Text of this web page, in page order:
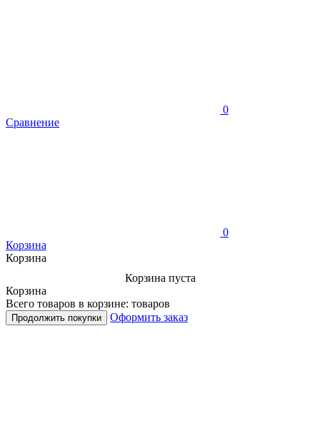
0
Сравнение
0
Корзина
Корзина
Корзина пуста
Корзина
Всего товаров в корзине: товаров
Продолжить покупки Оформить заказ